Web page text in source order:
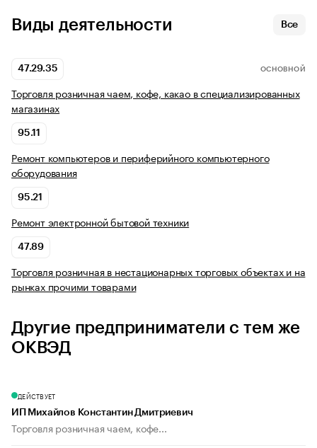
Виды деятельности Все
47.29.35 ОСНОВНОЙ
Торговля розничная чаем, кофе, какао в специализированных
магазинах
95.11
Ремонт компьютеров и периферийного компьютерного
оборудования
95.21
Ремонт электронной бытовой техники
47.89
Торговля розничная в нестационарных торговых объектах и на
рынках прочими товарами
Другие предприниматели с тем же
ОКВЭД
ДЕЙСТВУЕТ
ИП Михайлов Константин Дмитриевич
Торговля розничная чаем, кофе...